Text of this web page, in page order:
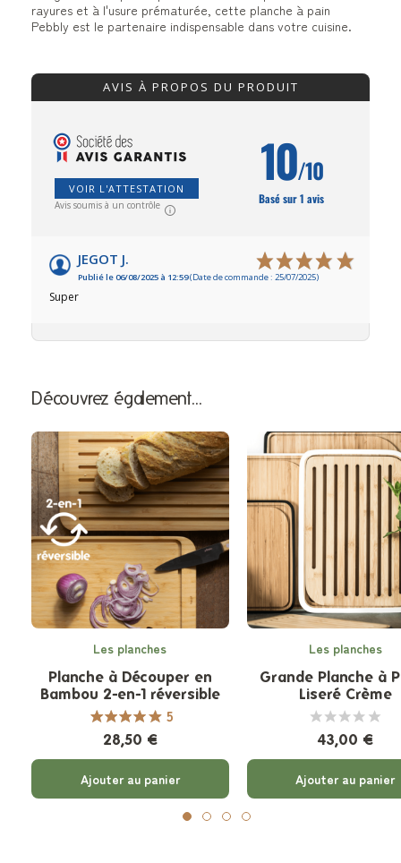
rayures et à l'usure prématurée, cette planche à pain
Pebbly est le partenaire indispensable dans votre cuisine.
AVIS À PROPOS DU PRODUIT
VOIR L'ATTESTATION
Avis soumis à un contrôle
10/10
Basé sur 1 avis
JEGOT J.
Publié le 06/08/2025 à 12:59(Date de commande : 25/07/2025)
Super
Découvrez également…
Les planches
Planche à Découper en
Bambou 2-en-1 réversible
5
28,50 €
Ajouter au panier
Les planches
Grande Planche à
Liseré Crème
43,00 €
Ajouter au panier